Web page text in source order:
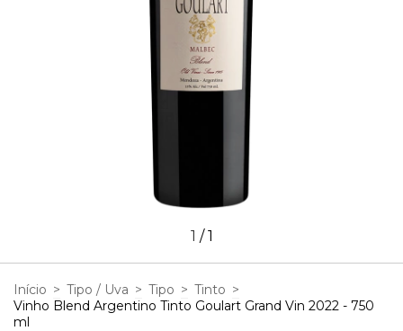
1 /1
Início > Tipo / Uva > Tipo > Tinto >
Vinho Blend Argentino Tinto Goulart Grand Vin 2022 - 750
ml